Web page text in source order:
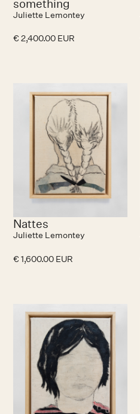
something
Juliette Lemontey
€ 2,400.00 EUR
Nattes
Juliette Lemontey
€ 1,600.00 EUR